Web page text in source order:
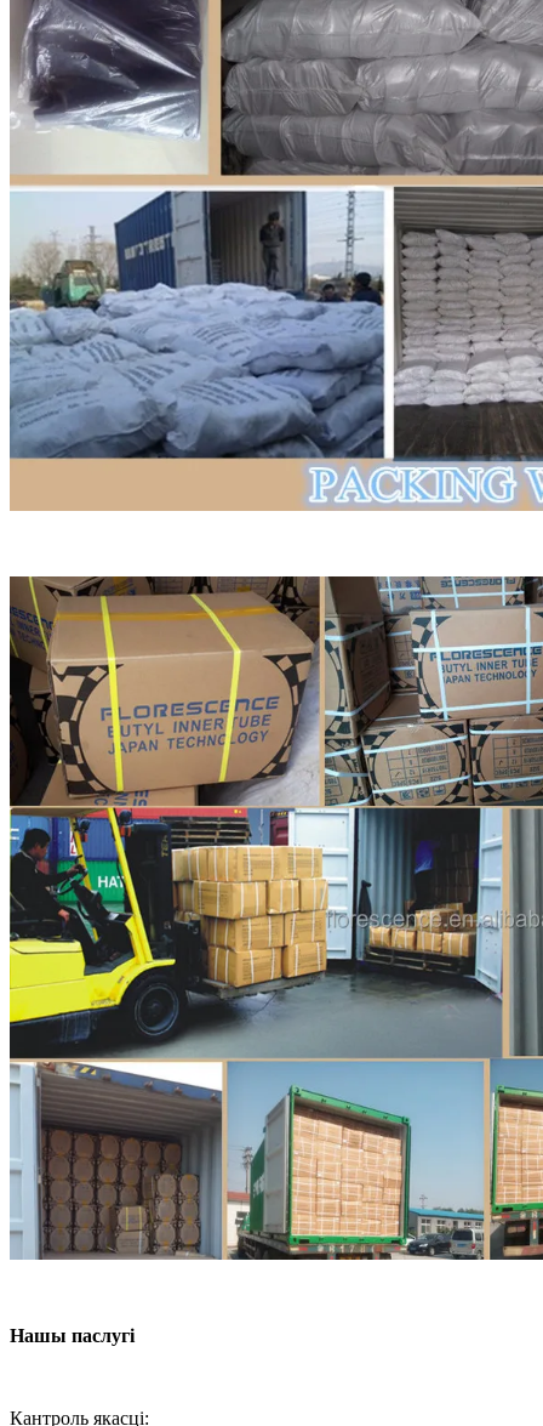
Нашы паслугі
Кантроль якасці: